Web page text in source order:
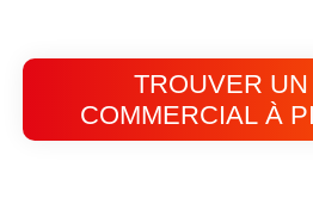
TROUVER
COMMERCIAL À